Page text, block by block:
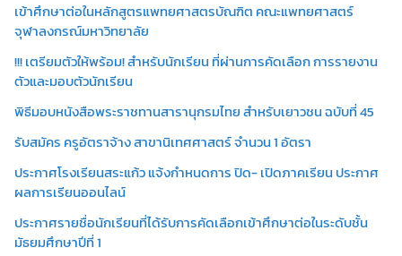
เข้าศึกษาต่อในหลักสูตรแพทยศาสตรบัณฑิต คณะแพทยศาสตร์
จุฬาลงกรณ์มหาวิทยาลัย
!!! เตรียมตัวให้พร้อม! สำหรับนักเรียน ที่ผ่านการคัดเลือก การรายงาน
ตัวและมอบตัวนักเรียน
พิธีมอบหนังสือพระราชทานสารานุกรมไทย สำหรับเยาวชน ฉบับที่ 45
รับสมัคร ครูอัตราจ้าง สาขานิเทศศาสตร์ จำนวน 1 อัตรา
ประกาศโรงเรียนสระแก้ว แจ้งกำหนดการ ปิด- เปิดภาคเรียน ประกาศ
ผลการเรียนออนไลน์
ประกาศรายชื่อนักเรียนที่ได้รับการคัดเลือกเข้าศึกษาต่อในระดับชั้น
มัธยมศึกษาปีที่ 1